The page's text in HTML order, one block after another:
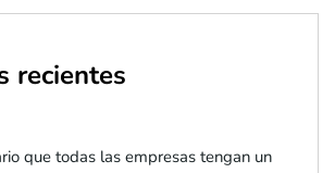
recientes
que todas las empresas tengan un